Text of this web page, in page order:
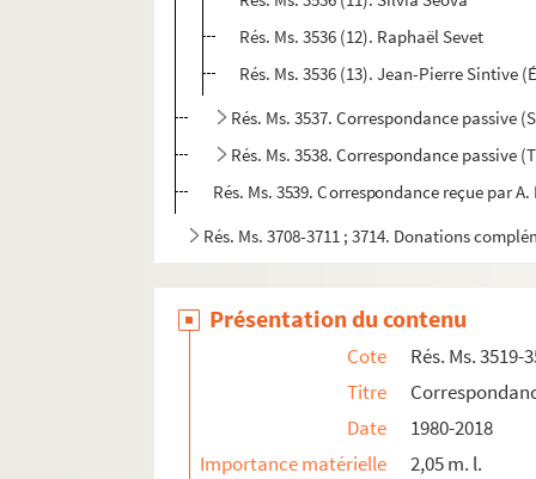
Rés. Ms. 3536 (12). Raphaël Sevet
Rés. Ms. 3536 (13). Jean-Pierre Sintive
Rés. Ms. 3537. Correspondance passive
Rés. Ms. 3538. Correspondance passive
Rés. Ms. 3539. Correspondance reçue par
Rés. Ms. 3708-3711 ; 3714. Donations
Présentation du contenu
Cote
Rés. Ms. 3519-
Titre
Date
1980-2018
Importance matérielle
2,05 m. l.